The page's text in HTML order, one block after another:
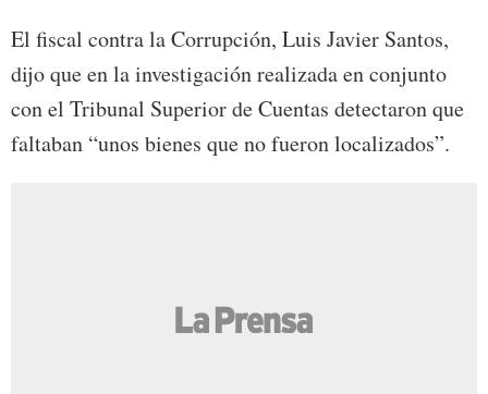
El fiscal contra la Corrupción, Luis Javier Santos,
dijo que en la investigación realizada en conjunto
con el Tribunal Superior de Cuentas detectaron que
faltaban “unos bienes que no fueron localizados”.